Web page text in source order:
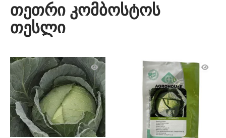
თეთრი კომბოსტოს
თესლი